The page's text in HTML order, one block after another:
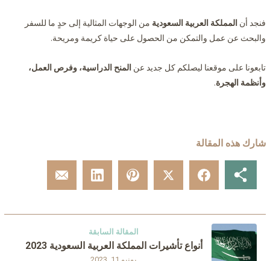
فنجد أن المملكة العربية السعودية من الوجهات المثالية إلى حدٍ ما للسفر
والبحث عن عمل والتمكن من الحصول على حياة كريمة ومريحة.
تابعونا على موقعنا ليصلكم كل جديد عن المنح الدراسية، وفرص العمل،
وأنظمة الهجرة.
شارك هذه المقالة
المقالة السابقة
أنواع تأشيرات المملكة العربية السعودية 2023